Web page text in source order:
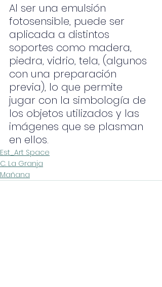
Al ser una emulsión
fotosensible, puede ser
aplicada a distintos
soportes como madera,
piedra, vidrio, tela, (algunos
con una preparación
previa), lo que permite
jugar con la simbología de
los objetos utilizados y las
imágenes que se plasman
en ellos.
Est_Art Space
C. La Granja
Mañana